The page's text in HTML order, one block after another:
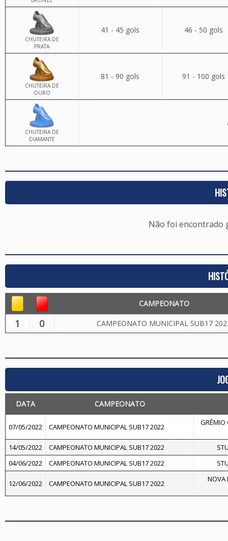
CHUTEIRA DE
PRATA
41 - 45 gols 46 - 50 gols
CHUTEIRA DE
OURO
81 - 90 gols 91 - 100 gols
CHUTEIRA DE
DIAMANTE
Não foi encontrado
CAMPEONATO
1 0 CAMPEONATO MUNICIPAL SUB17
DATA CAMPEONATO
07/05/2022 CAMPEONATO MUNICIPAL SUB17 2022 GRÊMIO
14/05/2022 CAMPEONATO MUNICIPAL SUB17 2022
04/06/2022
CAMPEONATO MUNICIPAL SUB17 2022
12/06/2022 CAMPEONATO MUNICIPAL SUB17 2022 NOVA